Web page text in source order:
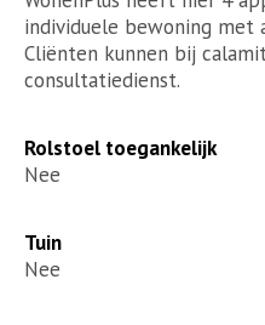
individuele bewoning met
Cliënten kunnen bij
consultatiedienst.
Rolstoel toegankelijk
Nee
Tuin
Nee